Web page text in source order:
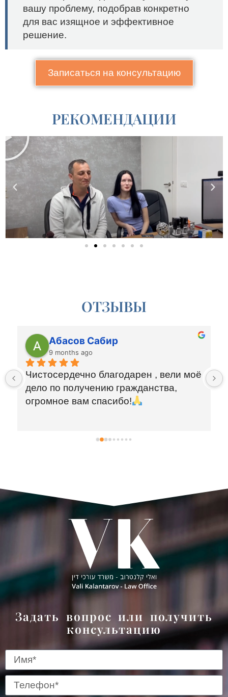
вашу проблему, подобрав конкретно
для вас изящное и эффективное
решение.
Записаться на консультацию
РЕКОМЕНДАЦИИ
ОТЗЫВЫ
Абасов Сабир
9 months ago
Чистосердечно благодарен , вели моё
дело по получению гражданства,
огромное вам спасибо!
Задать вопрос или получить
консультацию